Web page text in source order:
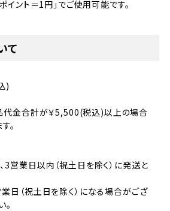
イント＝1円」でご使用可能です。
て
)
代金合計が￥5,500(税込)以上の場合
。
3営業日以内（祝土日を除く）に発送と
日（祝土日を除く）になる場合がござ
。